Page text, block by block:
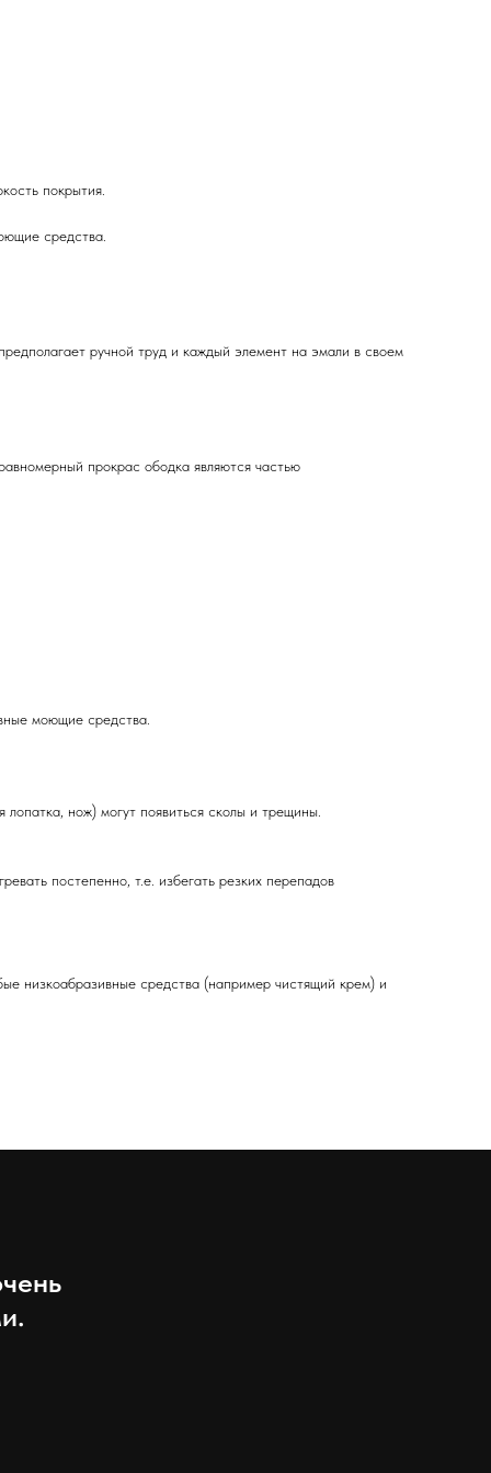
покрытия.
средства.
ручной труд и каждый элемент на эмали в своем
прокрас ободка являются частью
моющие средства.
нож) могут появиться сколы и трещины.
постепенно, т.е. избегать резких перепадов
низкоабразивные средства (например чистящий крем) и